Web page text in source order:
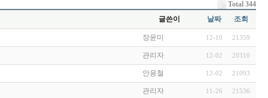
Total 344
글쓴이
날짜 조회
장윤미 12-10 21359
관리자 12-02 20310
안용철 12-02 21093
관리자 11-26 21536